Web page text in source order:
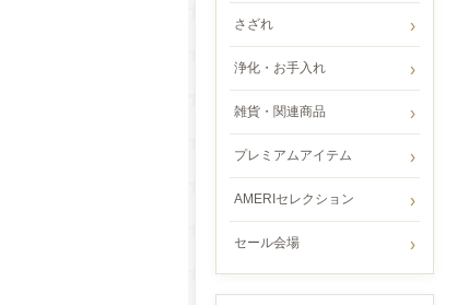
さざれ
浄化・お手入れ
雑貨・関連商品
プレミアムアイテム
AMERIセレクション
セール会場